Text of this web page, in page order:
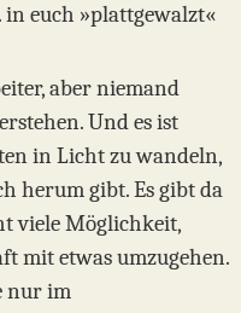
in euch »plattgewalzt«
aber niemand
Und es ist
in Licht zu wandeln,
herum gibt. Es gibt da
viele Möglichkeit,
mit etwas umzugehen.
nur im